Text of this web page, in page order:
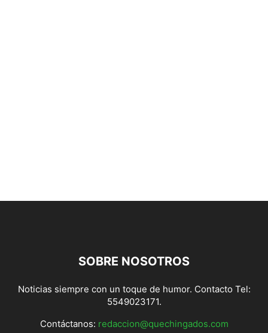
SOBRE NOSOTROS
Noticias siempre con un toque de humor. Contacto Tel:
5549023171.
Contáctanos: redaccion@quechingados.com